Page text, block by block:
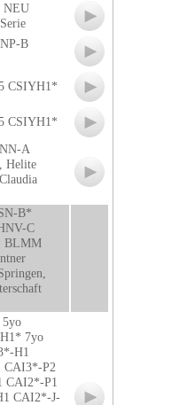
NEU
B
CSIYH1*
CSIYH1*
A
Helite
B*
C
BLMM
7yo
H1
CAI3*-P2
CAI2*-P1
CAI2*-J-